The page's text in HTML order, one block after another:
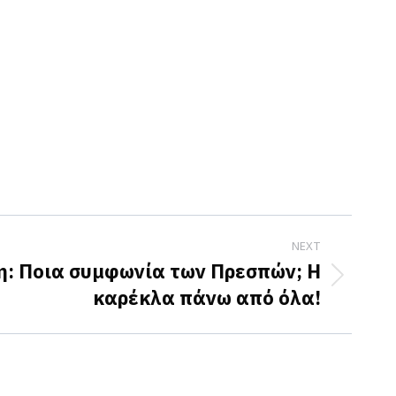
NEXT
Ποια συμφωνία των Πρεσπών; Η
καρέκλα πάνω από όλα!